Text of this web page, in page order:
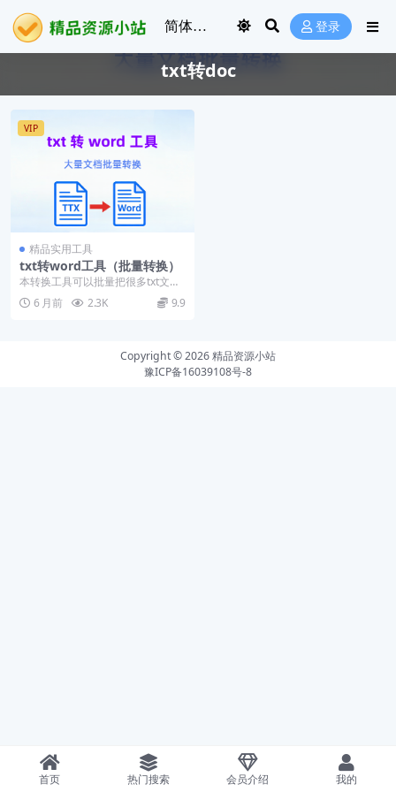
登录
txt转doc
VIP
精品实用工具
txt转word工具（批量转换）
本转换工具可以批量把很多txt文
档，转换为word格式
6 月前 2.3K 9.9
Copyright © 2026精品资源小站
豫ICP备16039108号-8
首页 热门搜索 会员介绍 我的